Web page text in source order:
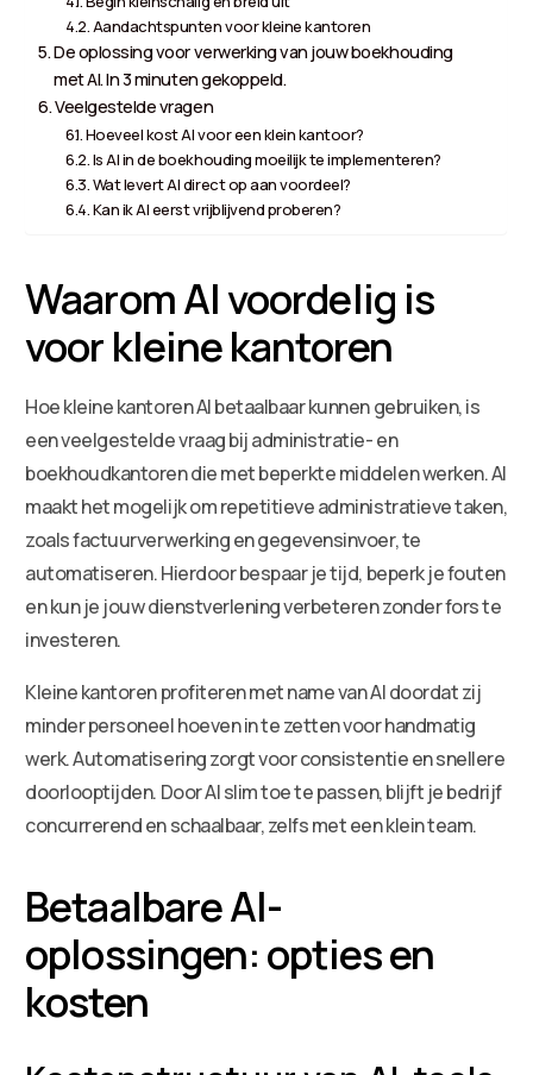
Aandachtspunten voor kleine kantoren
De oplossing voor verwerking van jouw boekhouding
met AI. In 3 minuten gekoppeld.
Veelgestelde vragen
Hoeveel kost AI voor een klein kantoor?
Is AI in de boekhouding moeilijk te implementeren?
Wat levert AI direct op aan voordeel?
Kan ik AI eerst vrijblijvend proberen?
Waarom AI voordelig is
voor kleine kantoren
Hoe kleine kantoren AI betaalbaar kunnen gebruiken, is
een veelgestelde vraag bij administratie- en
boekhoudkantoren die met beperkte middelen werken. AI
maakt het mogelijk om repetitieve administratieve taken,
zoals factuurverwerking en gegevensinvoer, te
automatiseren. Hierdoor bespaar je tijd, beperk je fouten
en kun je jouw dienstverlening verbeteren zonder fors te
investeren.
Kleine kantoren profiteren met name van AI doordat zij
minder personeel hoeven in te zetten voor handmatig
werk. Automatisering zorgt voor consistentie en snellere
doorlooptijden. Door AI slim toe te passen, blijft je bedrijf
concurrerend en schaalbaar, zelfs met een klein team.
Betaalbare AI-
oplossingen: opties en
kosten